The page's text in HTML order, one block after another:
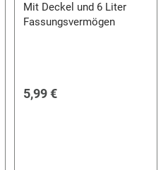
Mit Deckel und 6 Liter
Fassungsvermögen
5,99 €